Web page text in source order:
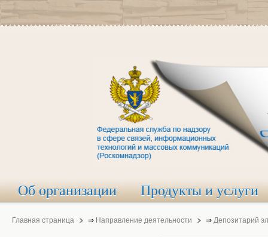
Об организации Продукты и услуги
Главная страница ⇒ Направление деятельности ⇒ Депозитарий